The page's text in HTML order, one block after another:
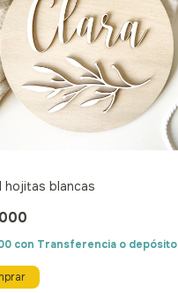
hojitas blancas
con Transferencia o depósito